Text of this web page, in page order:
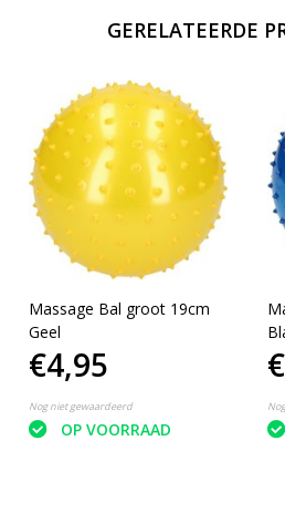
GERELATEERDE
Massage Bal groot 19cm
Geel
€4,95
Nog niet gewaardeerd
OP VOORRAAD